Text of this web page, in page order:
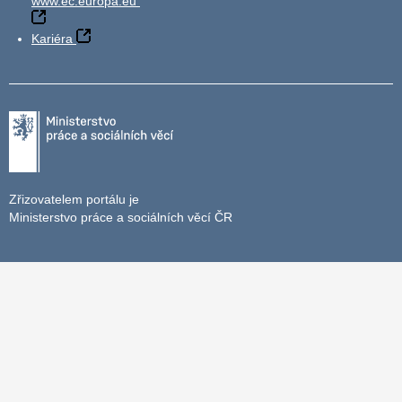
Kariéra
Zřizovatelem portálu je
Ministerstvo práce a sociálních věcí ČR